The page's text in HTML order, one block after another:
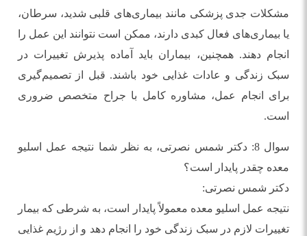
مشکلات جدی پزشکی مانند بیماری‌های قلبی شدید، سرطان،
یا بیماری‌های فعال کبدی دارند، ممکن است نتوانند این عمل را
انجام دهند. همچنین، بیماران باید آماده پذیرش تغییرات در
سبک زندگی و عادات غذایی خود باشند. قبل از تصمیم‌گیری
برای انجام عمل، مشاوره کامل با جراح متخصص ضروری
است.
سوال 8: دکتر شمس نصرتی، به نظر شما نتیجه عمل اسلیو
معده چقدر پایدار است؟
دکتر شمس نصرتی:
نتیجه عمل اسلیو معده معمولاً پایدار است، به شرطی که بیمار
تغییرات لازم در سبک زندگی خود را انجام دهد و از رژیم غذایی